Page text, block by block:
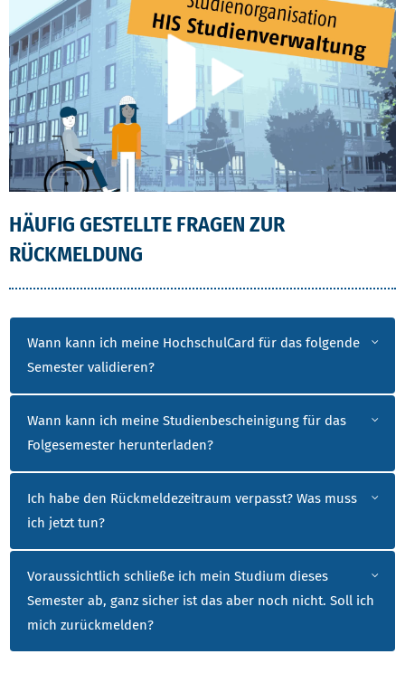
HÄUFIG GESTELLTE FRAGEN ZUR
RÜCKMELDUNG
HÄUFIG GESTELLTE FRAGEN ZUR
Wann kann ich meine HochschulCard für das folgende
Semester validieren?
Wann kann ich meine Studienbescheinigung für das
Folgesemester herunterladen?
Ich habe den Rückmeldezeitraum verpasst? Was muss
ich jetzt tun?
Voraussichtlich schließe ich mein Studium dieses
Semester ab, ganz sicher ist das aber noch nicht. Soll ich
mich zurückmelden?